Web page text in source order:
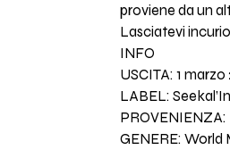
proviene da un
Lasciatevi
INFO
USCITA: 1 marzo
LABEL:
GENERE: World